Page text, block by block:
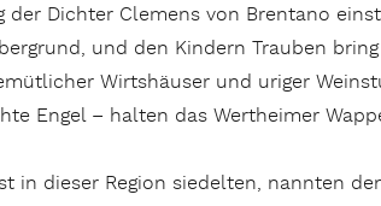
der Dichter Clemens von Brentano
und den Kindern Trauben
Wirtshäuser und uriger
Engel – halten das Wertheimer
dieser Region siedelten, nannten